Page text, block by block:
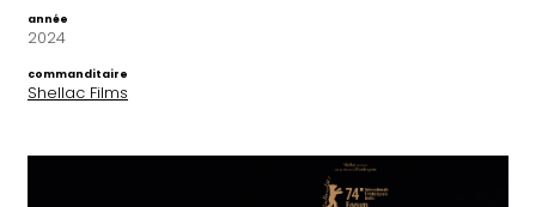
année
2024
commanditaire
Shellac Films